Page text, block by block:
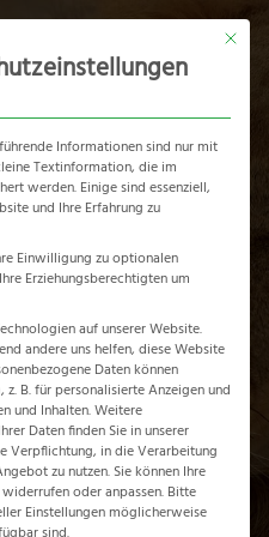
Mit
Informationen sind nur mit
Textinformation, die im
werden. Einige sind essenziell,
und Ihre Erfahrung zu
Einwilligung zu optionalen
Erziehungsberechtigten um
auf unserer Website.
andere uns helfen, diese Website
Daten können
B. für personalisierte Anzeigen und
und Inhalten.Weitere
Daten finden Sie in unserer
Verpflichtung, in die Verarbeitung
zu nutzen. Sie können Ihre
widerrufen oder anpassen. Bitte
Einstellungen möglicherweise